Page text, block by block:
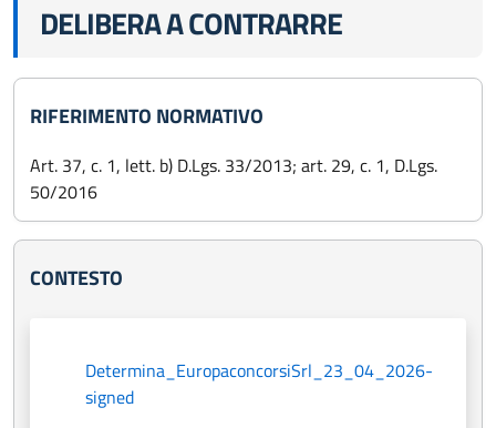
DELIBERA A CONTRARRE
RIFERIMENTO NORMATIVO
Art. 37, c. 1, lett. b) D.Lgs. 33/2013; art. 29, c. 1, D.Lgs.
50/2016
CONTESTO
Determina_EuropaconcorsiSrl_23_04_2026-
signed